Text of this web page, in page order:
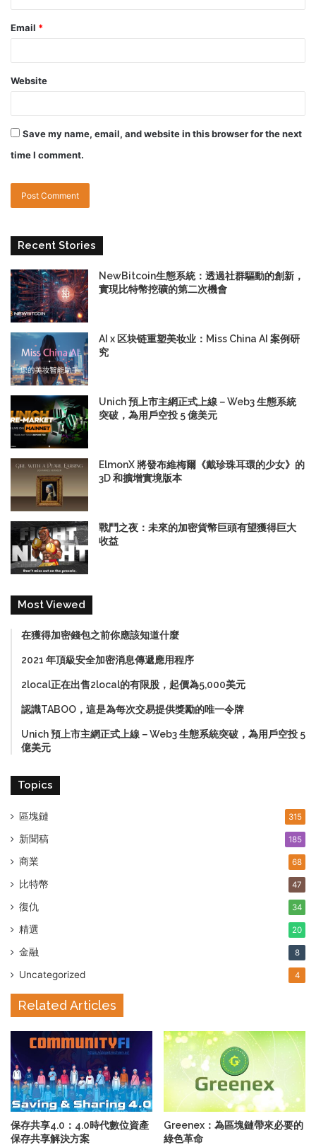
Email *
Website
Save my name, email, and website in this browser for the next
time I comment.
Recent Stories
NewBitcoin生態系統：透過社群驅動的創新，
實現比特幣挖礦的第二次機會
AI x 区块链重塑美妆业：Miss China AI 案例研
究
Unich 預上市主網正式上線－Web3 生態系統
突破，為用戶空投 5 億美元
ElmonX 將發布維梅爾《戴珍珠耳環的少女》的
3D 和擴增實境版本
戰鬥之夜：未來的加密貨幣巨頭有望獲得巨大
收益
Most Viewed
在獲得加密錢包之前你應該知道什麼
2021 年頂級安全加密消息傳遞應用程序
2local正在出售2local的有限股，起價為5,000美元
認識TABOO，這是為每次交易提供獎勵的唯一令牌
Unich 預上市主網正式上線－Web3 生態系統突破，為用戶空投 5
億美元
Topics
區塊鏈 315
新聞稿 185
商業 68
比特幣 47
復仇 34
精選 20
金融 8
Uncategorized 4
Related Articles
保存共享4.0：4.0時代數位資產
保存共享解決方案
Greenex：為區塊鏈帶來必要的
綠色革命